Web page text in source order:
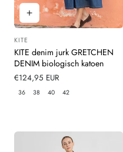
Leverancier:
KITE
KITE denim jurk GRETCHEN
DENIM biologisch katoen
Normale
prijs
€124,95 EUR
36 38 40 42